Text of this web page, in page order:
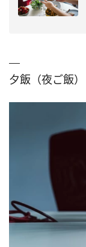
夕飯（夜ご飯）